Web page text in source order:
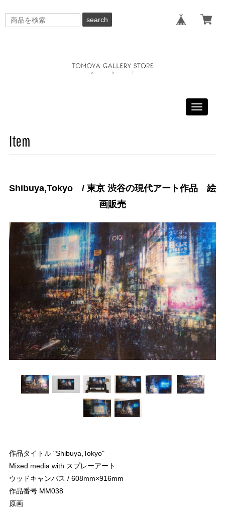
search
Toggle
Item
Shibuya,Tokyo / 東京 渋谷の現代アート作品 絵
画販売
作品タイトル "Shibuya,Tokyo"
Mixed media with スプレーアート
ウッドキャンバス / 608mm×916mm
作品番号 MM038
原画